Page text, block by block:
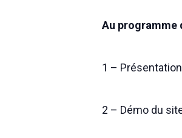
Au programme
1 –
2 – Démo du